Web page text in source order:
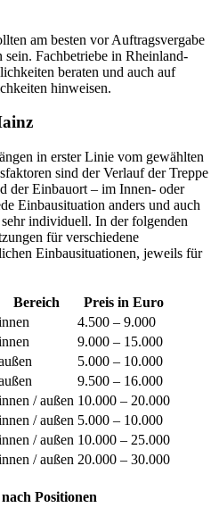
am besten vor Auftragsvergabe
Fachbetriebe in Rheinland-
beraten und auch auf
hinweisen.
in erster Linie vom gewählten
sind der Verlauf der Treppe
der Einbauort – im Innen- oder
Einbausituation anders und auch
individuell. In der folgenden
für verschiedene
Einbausituationen, jeweils für
Bereich
Preis in Euro
4.500 – 9.000
9.000 – 15.000
5.000 – 10.000
9.500 – 16.000
/ außen 10.000 – 20.000
/ außen 5.000 – 10.000
/ außen 10.000 – 25.000
/ außen 20.000 – 30.000
Positionen